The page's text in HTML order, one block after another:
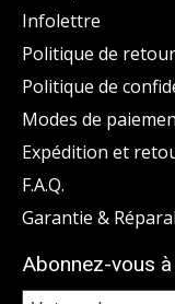
Infolettre
Politique de retour
Politique de
Modes de
Expédition et
F.A.Q.
Garantie &
Abonnez-vous